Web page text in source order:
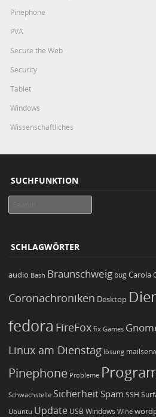
Pinephone
PVA
Secure the Web
Security
Tablet
Windows
Wissenschaftliches
SUCHFUNKTION
SCHLAGWÖRTER
audio Bash Braunschweig bugCarola
Coronachroniken Desktop
fedora FireFox fix Games
Linux am Dienstag lösung
Pinephone Probleme
Schwachstelle Sicherheit Spam SSH
Ubuntu Update USB Windows Wine